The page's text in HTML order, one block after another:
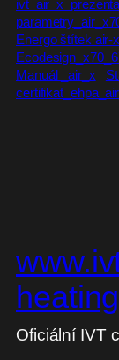
Energo štítek air-
Manuál _air_x
Oficiální IVT